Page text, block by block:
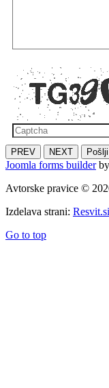
PREV NEXT
Joomla forms builderby
Avtorske pravice ©
Izdelava strani: Resvit.si
Go to top